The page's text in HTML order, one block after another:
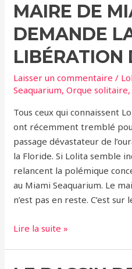
Pourrait
l’Aider
à
Retrouver
Sa
Liberté
MAIRE DE
DEMANDE
LIBÉRATION
Laisser un commentaire /
Seaquarium,Orque solitaire
Tous ceux qui connaissent
ont récemment tremblé
passage dévastateur de
la Floride. Si Lolita semble
relancent la polémique
au Miami Seaquarium. Le
n’est pas en reste. C’est sur
Ouragan
Lire la suite »